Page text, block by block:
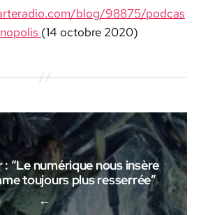
blog/98875/podcas
(14 octo­bre 2020)
←
: “Le numérique nous insère
toujours plus resserrée”